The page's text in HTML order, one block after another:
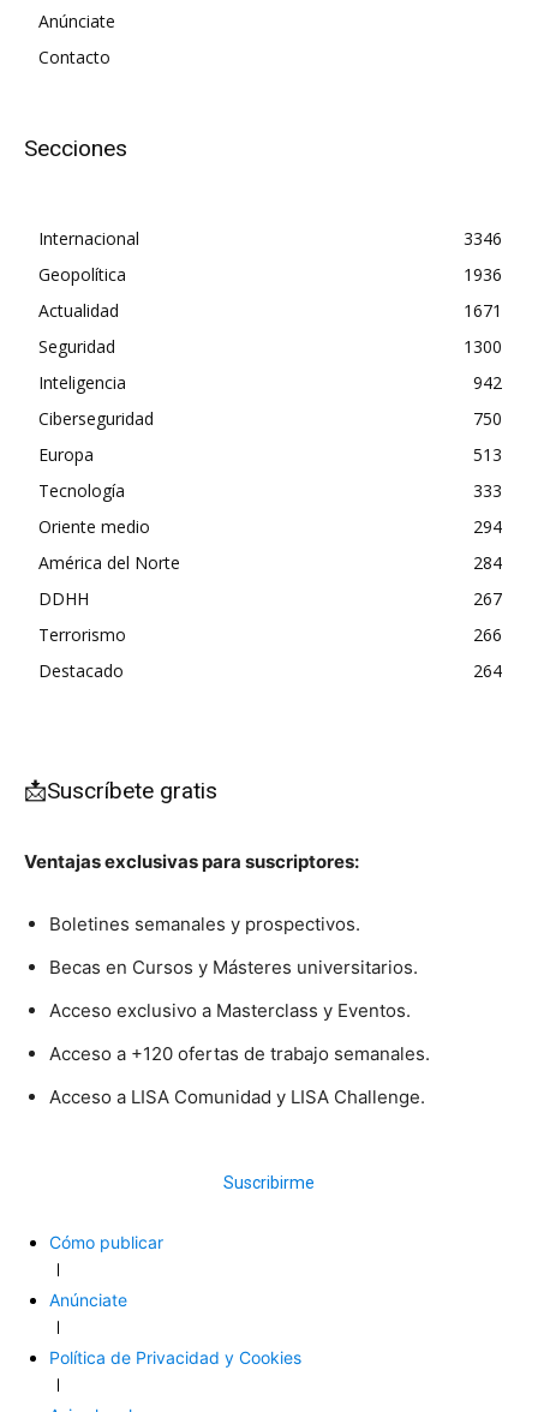
Anúnciate
Contacto
Secciones
Internacional
3346
Geopolítica
1936
Actualidad
1671
Seguridad
1300
Inteligencia
942
Ciberseguridad
750
Europa
513
Tecnología
333
Oriente medio
294
América del Norte
284
DDHH
267
Terrorismo
266
Destacado
264
📩Suscríbete gratis
Ventajas exclusivas para suscriptores:
Boletines semanales y prospectivos.
Becas en Cursos y Másteres universitarios.
Acceso exclusivo a Masterclass y Eventos.
Acceso a +120 ofertas de trabajo semanales.
Acceso a LISA Comunidad y LISA Challenge.
Suscribirme
Cómo publicar
Anúnciate
Política de Privacidad y Cookies